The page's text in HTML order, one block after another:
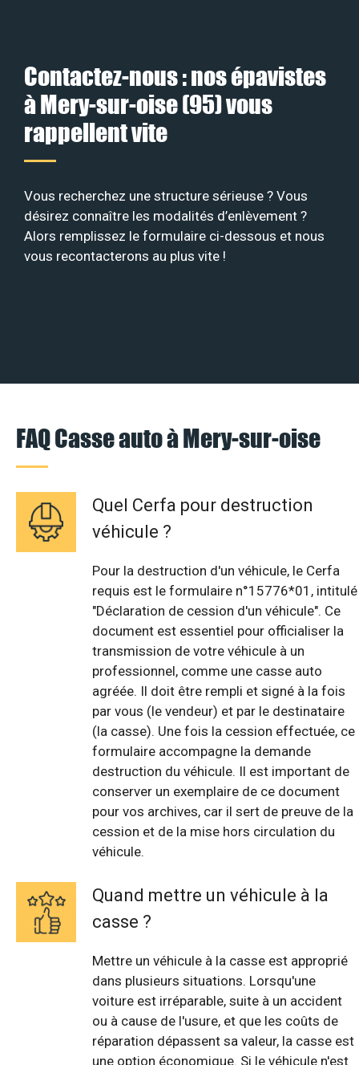
Contactez-nous : nos épavistes
à Mery-sur-oise (95) vous
rappellent vite
Vous recherchez une structure sérieuse ? Vous
désirez connaître les modalités d’enlèvement ?
Alors remplissez le formulaire ci-dessous et nous
vous recontacterons au plus vite !
FAQ Casse auto à Mery-sur-oise
Quel Cerfa pour destruction
véhicule ?
Pour la destruction d'un véhicule, le Cerfa
requis est le formulaire n°15776*01, intitulé
"Déclaration de cession d'un véhicule". Ce
document est essentiel pour officialiser la
transmission de votre véhicule à un
professionnel, comme une casse auto
agréée. Il doit être rempli et signé à la fois
par vous (le vendeur) et par le destinataire
(la casse). Une fois la cession effectuée, ce
formulaire accompagne la demande
destruction du véhicule. Il est important de
conserver un exemplaire de ce document
pour vos archives, car il sert de preuve de la
cession et de la mise hors circulation du
véhicule.
Quand mettre un véhicule à la
casse ?
Mettre un véhicule à la casse est approprié
dans plusieurs situations. Lorsqu'une
voiture est irréparable, suite à un accident
ou à cause de l'usure, et que les coûts de
réparation dépassent sa valeur, la casse est
une option économique. Si le véhicule n'est